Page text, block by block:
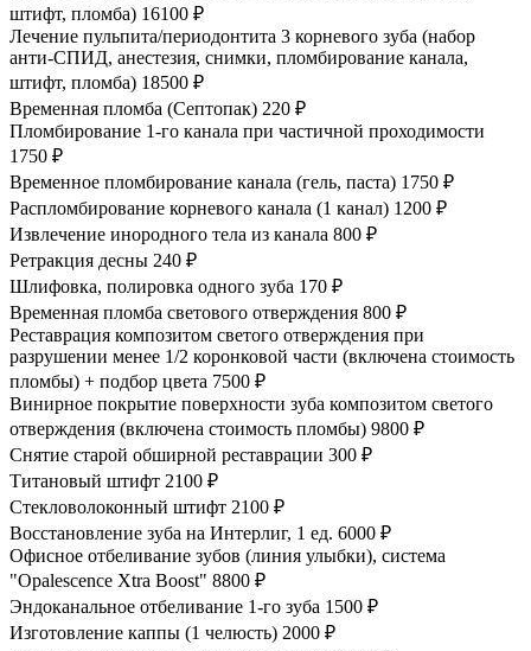
штифт, пломба) 16100 ₽
Лечение пульпита/периодонтита 3 корневого зуба (набор
анти-СПИД, анестезия, снимки, пломбирование канала,
штифт, пломба) 18500 ₽
Временная пломба (Септопак) 220 ₽
Пломбирование 1-го канала при частичной проходимости
1750 ₽
Временное пломбирование канала (гель, паста) 1750 ₽
Распломбирование корневого канала (1 канал) 1200 ₽
Извлечение инородного тела из канала 800 ₽
Ретракция десны 240 ₽
Шлифовка, полировка одного зуба 170 ₽
Временная пломба светового отверждения 800 ₽
Реставрация композитом светого отверждения при
разрушении менее 1/2 коронковой части (включена стоимость
пломбы) + подбор цвета 7500 ₽
Винирное покрытие поверхности зуба композитом светого
отверждения (включена стоимость пломбы) 9800 ₽
Снятие старой обширной реставрации 300 ₽
Титановый штифт 2100 ₽
Стекловолоконный штифт 2100 ₽
Восстановление зуба на Интерлиг, 1 ед. 6000 ₽
Офисное отбеливание зубов (линия улыбки), система
"Opalescence Xtra Boost" 8800 ₽
Эндоканальное отбеливание 1-го зуба 1500 ₽
Изготовление каппы (1 челюсть) 2000 ₽